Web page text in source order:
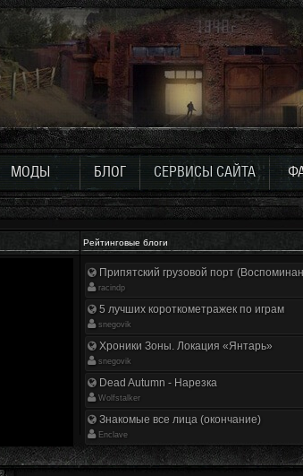
МОДЫ БЛОГ СЕРВИСЫ САЙТА
Рейтинговые блоги
Припятский грузовой порт
racindp
5 лучших короткометражек по играм
snegovik
Хроники Зоны. Локация «Янтарь»
snegovik
Dead Autumn - Нарезка
Wolfstalker
Знакомые все лица (окончание)
Enclave